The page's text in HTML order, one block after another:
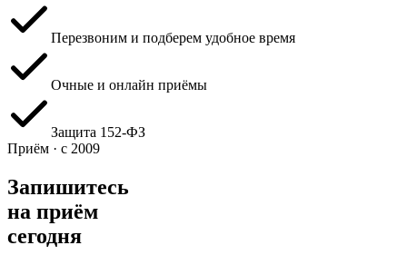
Перезвоним и подберем удобное время
Очные и онлайн приёмы
Защита 152‑ФЗ
Приём · с 2009
Запишитесь
на приём
сегодня